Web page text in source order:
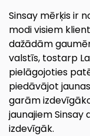
Sinsay mērķis ir
modi visiem
dažādām
valstīs, tostarp
pielāgojoties
piedāvājot
garām
jaunajiem Sinsay
izdevīgāk.